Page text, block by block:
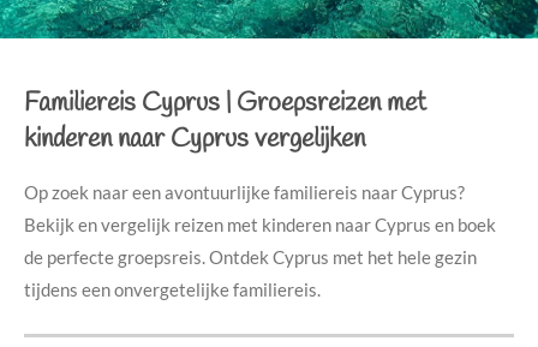
Familiereis Cyprus | Groepsreizen met
kinderen naar Cyprus vergelijken
Op zoek naar een avontuurlijke familiereis naar Cyprus?
Bekijk en vergelijk reizen met kinderen naar Cyprus en boek
de perfecte groepsreis. Ontdek Cyprus met het hele gezin
tijdens een onvergetelijke familiereis.